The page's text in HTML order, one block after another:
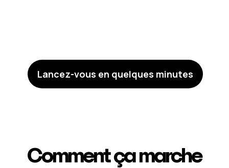
Lancez-vous en quelques minutes
Comment ça marche